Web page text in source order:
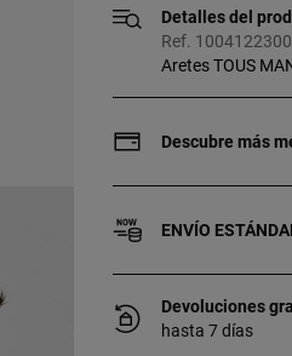
Detalles del
Ref. 1004122300
Aretes TOUS
plata de primera
calidad
Descubre más
ENVÍO
Devoluciones
hasta 7 días